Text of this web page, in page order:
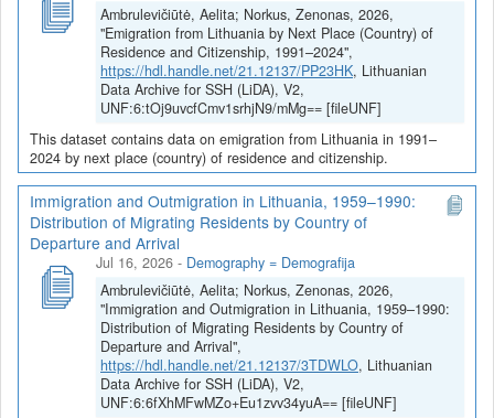
Ambrulevičiūtė, Aelita; Norkus, Zenonas, 2026,
"Emigration from Lithuania by Next Place (Country) of
Residence and Citizenship, 1991–2024",
https://hdl.handle.net/21.12137/PP23HK, Lithuanian
Data Archive for SSH (LiDA), V2,
UNF:6:tOj9uvcfCmv1srhjN9/mMg== [fileUNF]
This dataset contains data on emigration from Lithuania in 1991–
2024 by next place (country) of residence and citizenship.
Immigration and Outmigration in Lithuania, 1959–1990:
Distribution of Migrating Residents by Country of
Departure and Arrival
Jul 16, 2026 - Demography = Demografija
Ambrulevičiūtė, Aelita; Norkus, Zenonas, 2026,
"Immigration and Outmigration in Lithuania, 1959–1990:
Distribution of Migrating Residents by Country of
Departure and Arrival",
https://hdl.handle.net/21.12137/3TDWLO, Lithuanian
Data Archive for SSH (LiDA), V2,
UNF:6:6fXhMFwMZo+Eu1zvv34yuA== [fileUNF]